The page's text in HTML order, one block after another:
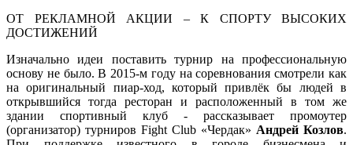
ОТ РЕКЛАМНОЙ АКЦИИ – К СПОРТУ ВЫСОКИХ
ДОСТИЖЕНИЙ
Изначально идеи поставить турнир на профессиональную
основу не было. В 2015-м году на соревнования смотрели как
на оригинальный пиар-ход, который привлёк бы людей в
открывшийся тогда ресторан и расположенный в том же
здании спортивный клуб - рассказывает промоутер
(организатор) турниров Fight Club «Чердак» Андрей Козлов.